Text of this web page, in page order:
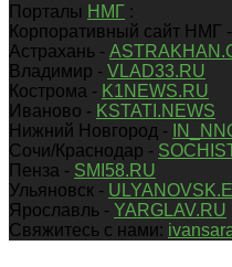
Порталы НМГ :
Корпоративный сайт НМГ -
Астрахань -
Владимир - VLAD33.RU
Кострома - K1NEWS.RU
Иваново - KSTATI.NEWS
Нижний Новгород -
Сочи/Краснодар -
Пенза - SMI58.RU
Ульяновск -
Ярославль - YARGLAV.RU
Свяжитесь с нами: